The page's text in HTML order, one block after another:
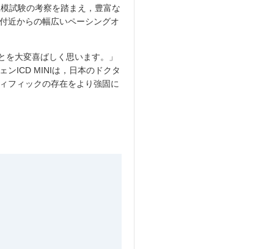
試験の考察を踏まえ，豊富な
近からの幅広いペーシングオ
大変喜ばしく思います。」
ンICD MINIは，日本のドクタ
フィックの存在をより強固に